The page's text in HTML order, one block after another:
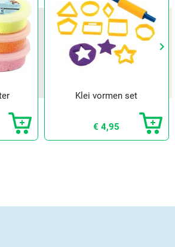
keyboard_arrow_right
Klei vormen set
€ 4,95